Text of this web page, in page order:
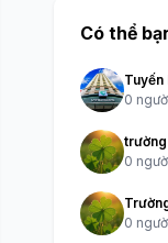
Có thể
Tuyến
0
trường
0
0